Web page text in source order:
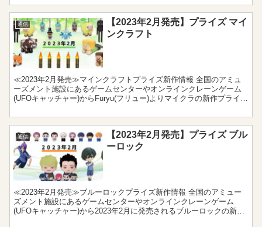
通信
【2023年2月発売】プライズ マイ
ンクラフト
≪2023年2月発売≫マインクラフトプライズ新作情報 全国のアミュ
ーズメント施設にあるゲームセンターやオンラインクレーンゲーム
(UFOキャッチャー)からFuryu(フリュー)よりマイクラの新作プライズ
通信
【2023年2月発売】プライズ ブル
ーロック
≪2023年2月発売≫ブルーロックプライズ新作情報 全国のアミュー
ズメント施設にあるゲームセンターやオンラインクレーンゲーム
(UFOキャッチャー)から2023年2月に発売されるブルーロックの新作